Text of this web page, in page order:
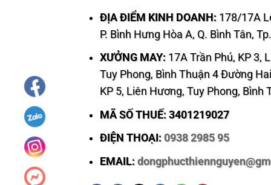
ĐỊA ĐIỂM KINH DOANH: 178/17A
P. Bình Hưng Hòa A, Q. Bình Tân,
XƯỞNG MAY: 17A Trần Phú, KP 3,
Tuy Phong, Bình Thuận 4 Đường
KP 5, Liên Hương, Tuy Phong, Bình
MÃ SỐ THUẾ: 3401219027
ĐIỆN THOẠI: 0938 2985 95
EMAIL: